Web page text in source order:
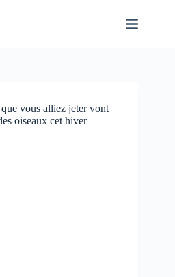
vous alliez jeter vont
oiseaux cet hiver